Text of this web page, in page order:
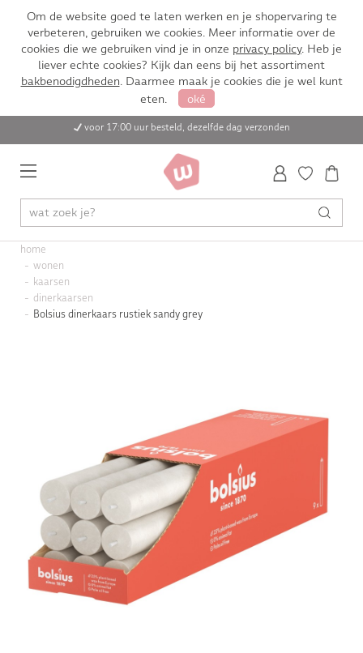
Om de website goed te laten werken en je shopervaring te
verbeteren, gebruiken we cookies. Meer informatie over de
cookies die we gebruiken vind je in onze privacy policy. Heb je
liever echte cookies? Kijk dan eens bij het assortiment
bakbenodigdheden. Daarmee maak je cookies die je wel kunt
eten.
oké
voor 17:00 uur besteld, dezelfde dag verzonden
home
wonen
kaarsen
dinerkaarsen
Bolsius dinerkaars rustiek sandy grey